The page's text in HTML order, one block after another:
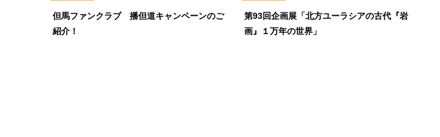
但馬ファンクラブ 播但道キャンペーンのご
紹介！
第93回企画展「北方ユーラシアの古代『岩
画』１万年の世界」